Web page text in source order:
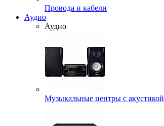
Провода и кабели
Аудио
Аудио
Музыкальные центры с акустикой